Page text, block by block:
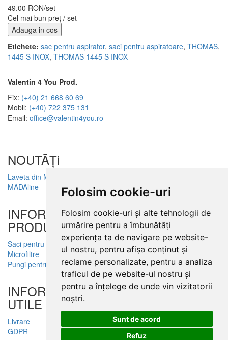
Folosim cookie-uri
Folosim cookie-uri și alte tehnologii de
urmărire pentru a îmbunătăți
experiența ta de navigare pe website-
ul nostru, pentru afișa conținut și
reclame personalizate, pentru a analiza
traficul de pe website-ul nostru și
pentru a înțelege de unde vin vizitatorii
noștri.
Sunt de acord
Refuz
49.00 RON/set
Cel mai bun preț / set
Adauga in cos
Etichete: sac pentru aspirator, saci pentru aspiratoare, THOMAS,
1445 S INOX, THOMAS 1445 S INOX
Valentin 4 You Prod.
Fix: (+40) 21 668 60 69
Mobil: (+40) 722 375 131
Email: office@valentin4you.ro
NOUTĂȚi
Laveta din Microfibră
MADAline
INFORMATII
PRODUSE
Saci pentru aspirator
Microfiltre
Pungi pentru colectare praf
INFORMATII
UTILE
Livrare
GDPR